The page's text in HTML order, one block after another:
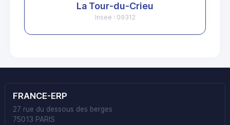
La Tour-du-Crieu
Insee : 09312
FRANCE-ERP
27 rue du dessous des berges
75013 PARIS